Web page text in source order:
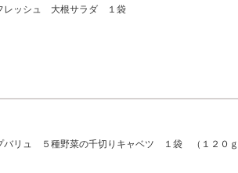
レッシュ 大根サラダ １袋
バリュ ５種野菜の千切りキャベツ １袋 （１２０